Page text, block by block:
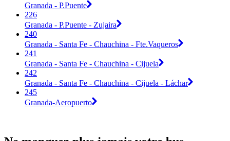
Granada - P.Puente
226
Granada - P.Puente - Zujaira
240
Granada - Santa Fe - Chauchina - Fte.Vaqueros
241
Granada - Santa Fe - Chauchina - Cijuela
242
Granada - Santa Fe - Chauchina - Cijuela - Láchar
245
Granada-Aeropuerto